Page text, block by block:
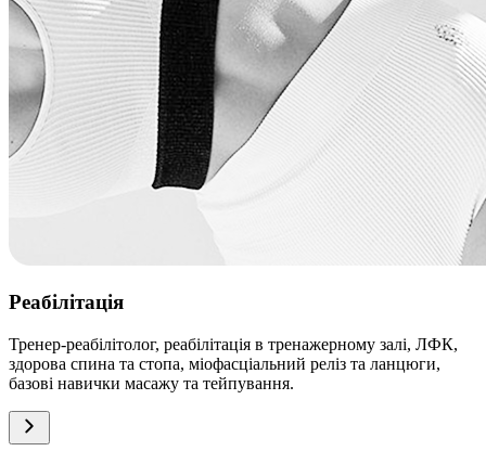
Реабілітація
Тренер-реабілітолог, реабілітація в тренажерному залі, ЛФК,
здорова спина та стопа, міофасціальний реліз та ланцюги,
базові навички масажу та тейпування.